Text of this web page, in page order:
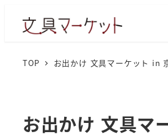
TOP お出かけ 文具マーケット in
お出かけ 文具マ